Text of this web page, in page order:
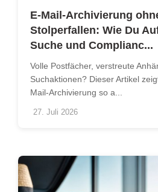
E-Mail-Archivierung
Stolperfallen: Wie Du
Suche und Complianc...
Volle Postfächer, verstreute
Suchaktionen? Dieser Artikel
Mail-Archivierung so a...
27. Juli 2026